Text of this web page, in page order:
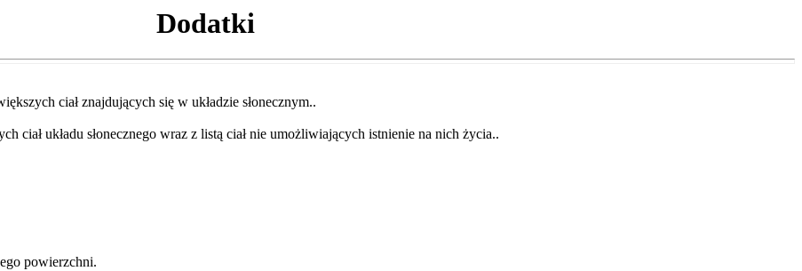
Dodatki
ciał znajdujących się w układzie słonecznym..
ciał układu słonecznego wraz z listą ciał nie umożliwiających istnienie na nich życia..
powierzchni.